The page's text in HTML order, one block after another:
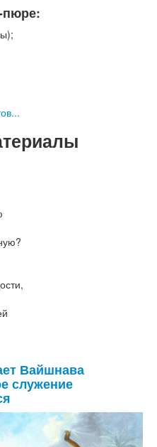
пюре:
Вайшнава
служение